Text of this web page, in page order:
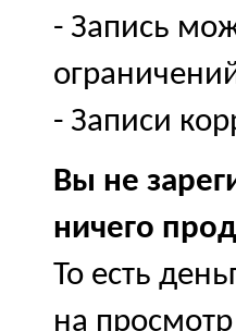
- Запись
- Записи
Вы не
ничего
То есть
на